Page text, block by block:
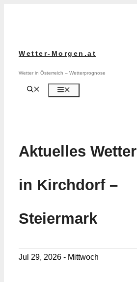
Wetter-Morgen.at
Wetter in Österreich – Wetterprognose
Aktuelles Wetter
in Kirchdorf –
Steiermark
Jul 29, 2026 - Mittwoch